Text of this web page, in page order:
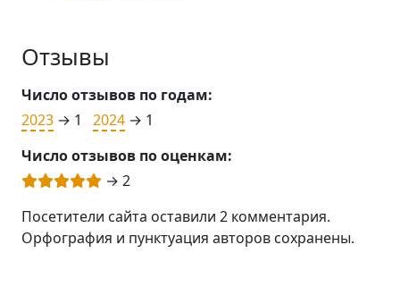
Отзывы
Число отзывов по годам:
2023 → 1 2024 → 1
Число отзывов по оценкам:
→ 2
Посетители сайта оставили 2 комментария.
Орфография и пунктуация авторов сохранены.